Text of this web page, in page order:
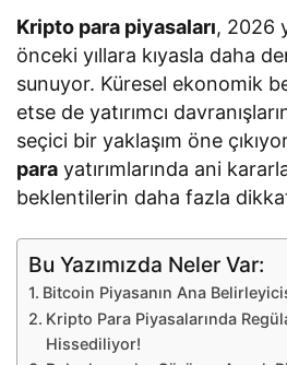
Kripto para piyasaları, 2026
önceki yıllara kıyasla daha
sunuyor. Küresel ekonomik
etse de yatırımcı
seçici bir yaklaşım öne
para yatırımlarında ani
beklentilerin daha fazla
Bu Yazımızda Neler Var:
Bitcoin Piyasanın Ana
Kripto Para Piyasalarında
Hissediliyor!